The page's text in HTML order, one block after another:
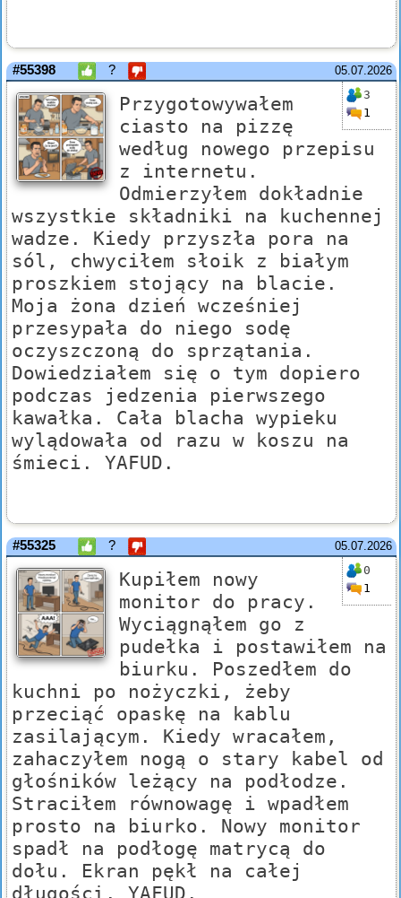
05.07.2026
#55398 ?
3
1
Przygotowywałem
ciasto na pizzę
według nowego przepisu
z internetu.
Odmierzyłem dokładnie
wszystkie składniki na kuchennej
wadze. Kiedy przyszła pora na
sól, chwyciłem słoik z białym
proszkiem stojący na blacie.
Moja żona dzień wcześniej
przesypała do niego sodę
oczyszczoną do sprzątania.
Dowiedziałem się o tym dopiero
podczas jedzenia pierwszego
kawałka. Cała blacha wypieku
wylądowała od razu w koszu na
śmieci. YAFUD.
05.07.2026
#55325 ?
0
1
Kupiłem nowy
monitor do pracy.
Wyciągnąłem go z
pudełka i postawiłem na
biurku. Poszedłem do
kuchni po nożyczki, żeby
przeciąć opaskę na kablu
zasilającym. Kiedy wracałem,
zahaczyłem nogą o stary kabel od
głośników leżący na podłodze.
Straciłem równowagę i wpadłem
prosto na biurko. Nowy monitor
spadł na podłogę matrycą do
dołu. Ekran pękł na całej
długości. YAFUD.